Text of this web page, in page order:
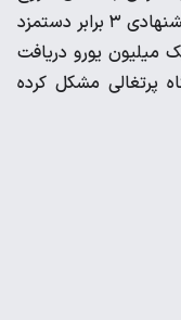
زودتر از موعد در نظر گرفته شده است. پیشنهادی ۳ برابر دستمزد
میلیون یورو دریافت
پرتغالی مشکل کرده